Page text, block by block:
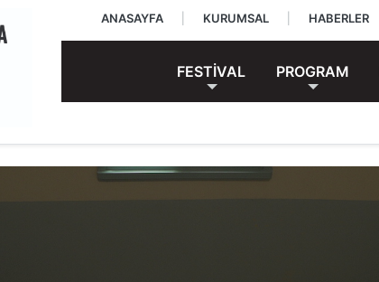
ANASAYFA KURUMSAL HABERLER
FESTİVAL PROGRAM